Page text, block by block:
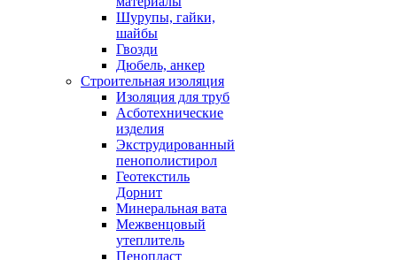
Шурупы, гайки,
шайбы
Гвозди
Дюбель, анкер
Строительная изоляция
Изоляция для труб
Асботехнические
изделия
Экструдированный
пенополистирол
Геотекстиль
Дорнит
Минеральная вата
Межвенцовый
утеплитель
Пенопласт